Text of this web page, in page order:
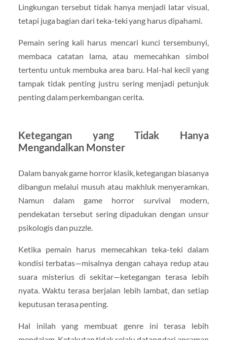
Lingkungan tersebut tidak hanya menjadi latar visual,
tetapi juga bagian dari teka-teki yang harus dipahami.
Pemain sering kali harus mencari kunci tersembunyi,
membaca catatan lama, atau memecahkan simbol
tertentu untuk membuka area baru. Hal-hal kecil yang
tampak tidak penting justru sering menjadi petunjuk
penting dalam perkembangan cerita.
Ketegangan yang Tidak Hanya
Mengandalkan Monster
Dalam banyak game horror klasik, ketegangan biasanya
dibangun melalui musuh atau makhluk menyeramkan.
Namun dalam game horror survival modern,
pendekatan tersebut sering dipadukan dengan unsur
psikologis dan puzzle.
Ketika pemain harus memecahkan teka-teki dalam
kondisi terbatas—misalnya dengan cahaya redup atau
suara misterius di sekitar—ketegangan terasa lebih
nyata. Waktu terasa berjalan lebih lambat, dan setiap
keputusan terasa penting.
Hal inilah yang membuat genre ini terasa lebih